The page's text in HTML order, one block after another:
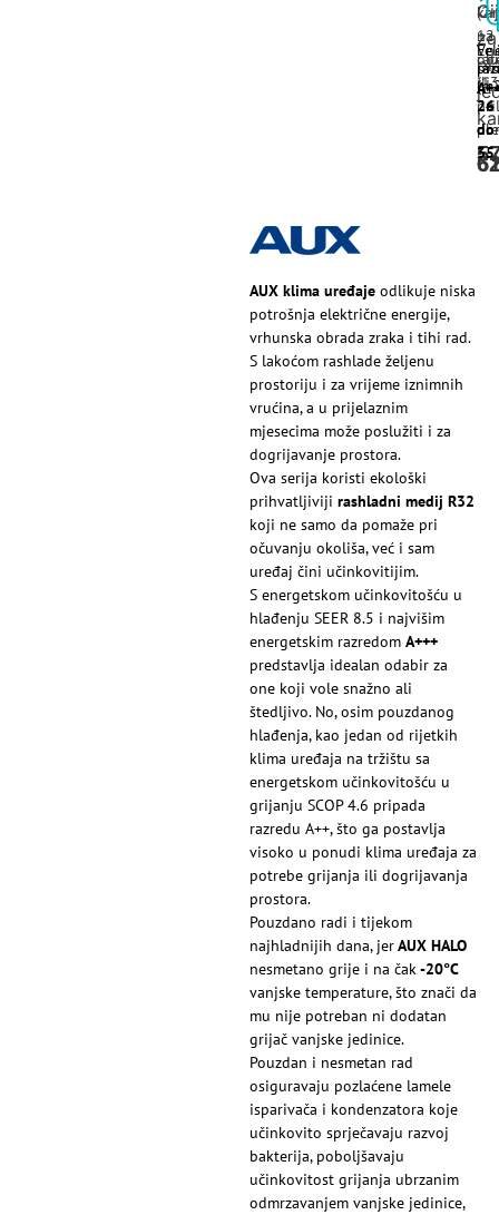
za
(2-
12
ili
na
24
26
do
35
AUX klima uređaje odlikuje niska
potrošnja električne energije,
vrhunska obrada zraka i tihi rad.
S lakoćom rashlade željenu
prostoriju i za vrijeme iznimnih
vrućina, a u prijelaznim
mjesecima može poslužiti i za
dogrijavanje prostora.
Ova serija koristi ekološki
prihvatljiviji rashladni medij R32
koji ne samo da pomaže pri
očuvanju okoliša, već i sam
uređaj čini učinkovitijim.
S energetskom učinkovitošću u
hlađenju SEER 8.5 i najvišim
energetskim razredom A+++
predstavlja idealan odabir za
one koji vole snažno ali
štedljivo. No, osim pouzdanog
hlađenja, kao jedan od rijetkih
klima uređaja na tržištu sa
energetskom učinkovitošću u
grijanju SCOP 4.6 pripada
razredu A++, što ga postavlja
visoko u ponudi klima uređaja za
potrebe grijanja ili dogrijavanja
prostora.
Pouzdano radi i tijekom
najhladnijih dana, jerAUX HALO
nesmetano grije i na čak-20°C
vanjske temperature, što znači da
mu nije potreban ni dodatan
grijač vanjske jedinice.
Pouzdan i nesmetan rad
osiguravaju pozlaćene lamele
isparivača i kondenzatora koje
učinkovito sprječavaju razvoj
bakterija, poboljšavaju
učinkovitost grijanja ubrzanim
odmrzavanjem vanjske jedinice,